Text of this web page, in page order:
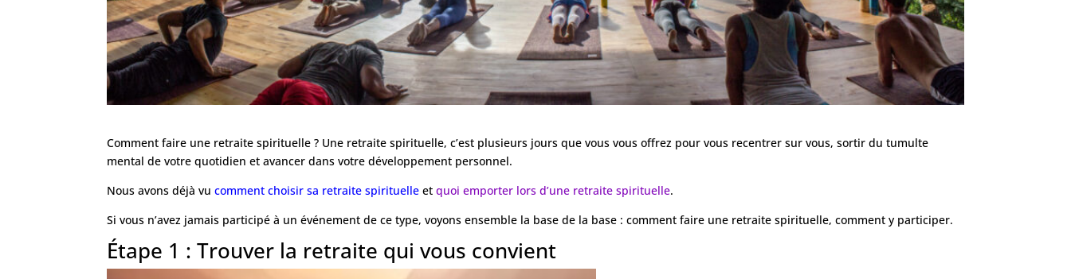
Comment faire une retraite spirituelle ? Une retraite spirituelle, c’est plusieurs jours que vous vous offrez pour vous recentrer sur vous, sortir du tumulte
mental de votre quotidien et avancer dans votre développement personnel.
Nous avons déjà vucomment choisir sa retraite spirituelle etquoi emporter lors d’une retraite spirituelle.
Si vous n’avez jamais participé à un événement de ce type, voyons ensemble la base de la base : comment faire une retraite spirituelle, comment y participer.
Étape 1 : Trouver la retraite qui vous convient